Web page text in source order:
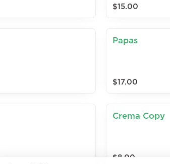
$15.00
Papas
$17.00
Crema Copy
$8.00